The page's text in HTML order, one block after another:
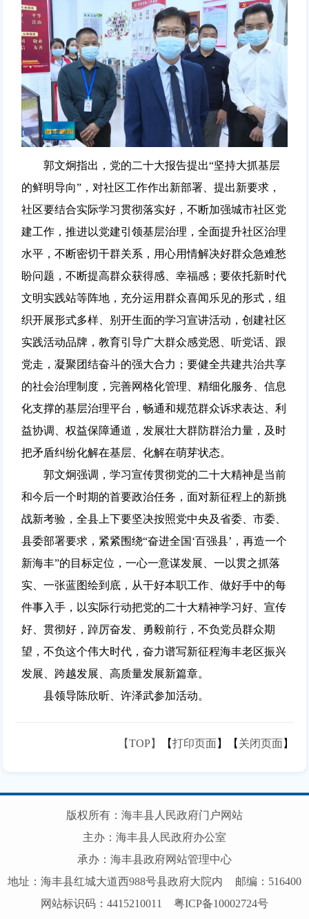
郭文炯指出，党的二十大报告提出“坚持大抓基层
的鲜明导向”，对社区工作作出新部署、提出新要求，
社区要结合实际学习贯彻落实好，不断加强城市社区党
建工作，推进以党建引领基层治理，全面提升社区治理
水平，不断密切干群关系，用心用情解决好群众急难愁
盼问题，不断提高群众获得感、幸福感；要依托新时代
文明实践站等阵地，充分运用群众喜闻乐见的形式，组
织开展形式多样、别开生面的学习宣讲活动，创建社区
实践活动品牌，教育引导广大群众感党恩、听党话、跟
党走，凝聚团结奋斗的强大合力；要健全共建共治共享
的社会治理制度，完善网格化管理、精细化服务、信息
化支撑的基层治理平台，畅通和规范群众诉求表达、利
益协调、权益保障通道，发展壮大群防群治力量，及时
把矛盾纠纷化解在基层、化解在萌芽状态。
郭文炯强调，学习宣传贯彻党的二十大精神是当前
和今后一个时期的首要政治任务，面对新征程上的新挑
战新考验，全县上下要坚决按照党中央及省委、市委、
县委部署要求，紧紧围绕“奋进全国‘百强县’，再造一个
新海丰”的目标定位，一心一意谋发展、一以贯之抓落
实、一张蓝图绘到底，从干好本职工作、做好手中的每
件事入手，以实际行动把党的二十大精神学习好、宣传
好、贯彻好，踔厉奋发、勇毅前行，不负党员群众期
望，不负这个伟大时代，奋力谱写新征程海丰老区振兴
发展、跨越发展、高质量发展新篇章。
县领导陈欣昕、许泽武参加活动。
【TOP】 【打印页面】【 关闭页面】
版权所有：海丰县人民政府门户网站
主办：海丰县人民政府办公室
承办：海丰县政府网站管理中心
地址：海丰县红城大道西988号县政府大院内
邮编：516400
网站标识码：4415210011
粤ICP备10002724号